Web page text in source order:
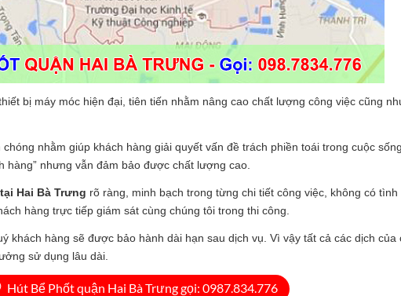
bị máy móc hiện đại, tiên tiến nhằm nâng cao chất lượng công việc cũng
nhằm giúp khách hàng giải quyết vấn đề trách phiền toái trong cuộc
hàng” nhưng vẫn đảm bảo được chất lượng cao.
Hai Bà Trưng rõ ràng, minh bạch trong từng chi tiết công việc, không có
hàng trực tiếp giám sát cùng chúng tôi trong thi công.
khách hàng sẽ được bảo hành dài hạn sau dịch vụ. Vì vậy tất cả các dịch của
sử dụng lâu dài.
Hút Bể Phốt quận Hai Bà Trưng gọi: 0987.834.776